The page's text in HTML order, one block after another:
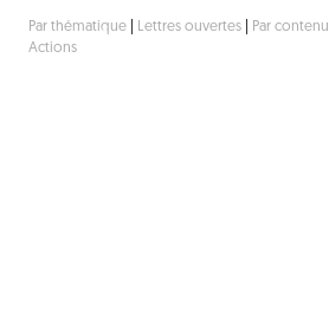
Par thématique| Lettres ouvertes| Par contenu
Actions